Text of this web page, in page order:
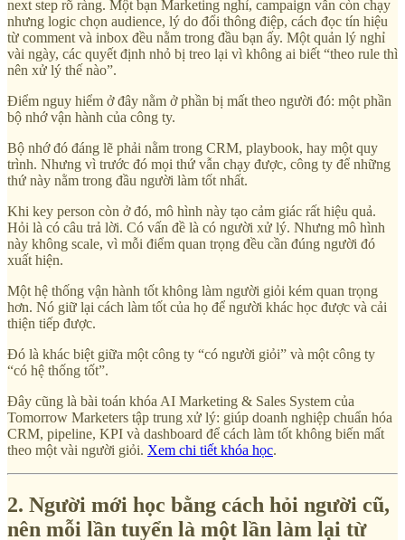
next step rõ ràng. Một bạn Marketing nghỉ, campaign vẫn còn chạy
nhưng logic chọn audience, lý do đổi thông điệp, cách đọc tín hiệu
từ comment và inbox đều nằm trong đầu bạn ấy. Một quản lý nghỉ
vài ngày, các quyết định nhỏ bị treo lại vì không ai biết “theo rule thì
nên xử lý thế nào”.
Điểm nguy hiểm ở đây nằm ở phần bị mất theo người đó: một phần
bộ nhớ vận hành của công ty.
Bộ nhớ đó đáng lẽ phải nằm trong CRM, playbook, hay một quy
trình. Nhưng vì trước đó mọi thứ vẫn chạy được, công ty để những
thứ này nằm trong đầu người làm tốt nhất.
Khi key person còn ở đó, mô hình này tạo cảm giác rất hiệu quả.
Hỏi là có câu trả lời. Có vấn đề là có người xử lý. Nhưng mô hình
này không scale, vì mỗi điểm quan trọng đều cần đúng người đó
xuất hiện.
Một hệ thống vận hành tốt không làm người giỏi kém quan trọng
hơn. Nó giữ lại cách làm tốt của họ để người khác học được và cải
thiện tiếp được.
Đó là khác biệt giữa một công ty “có người giỏi” và một công ty
“có hệ thống tốt”.
Đây cũng là bài toán khóa AI Marketing & Sales System của
Tomorrow Marketers tập trung xử lý: giúp doanh nghiệp chuẩn hóa
CRM, pipeline, KPI và dashboard để cách làm tốt không biến mất
theo một vài người giỏi. Xem chi tiết khóa học.
2. Người mới học bằng cách hỏi người cũ,
nên mỗi lần tuyển là một lần làm lại từ